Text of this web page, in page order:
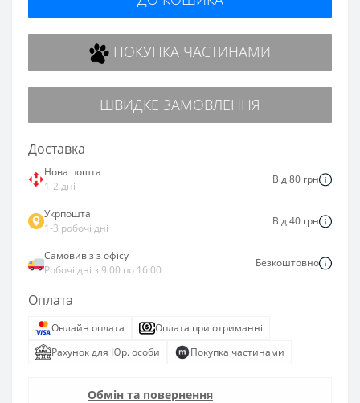
ПОКУПКА ЧАСТИНАМИ
ШВИДКЕ ЗАМОВЛЕННЯ
Доставка
Нова пошта
1-2 дні
Від 80 грн
Укрпошта
1-3 робочі дні
Від 40 грн
Самовивіз з офісу
Робочі дні з 9:00 по 16:00
Безкоштовно
Оплата
Онлайн оплата
Оплата при отриманні
Рахунок для Юр. особи
Покупка частинами
Обмін та повернення